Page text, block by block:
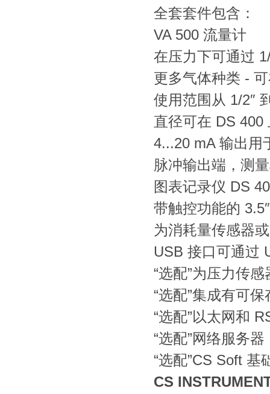
全套套件包含：
VA 500 流量计
在压力下可通过
更多气体种类 -
使用范围从 1/2″
直径可在 DS 400
4...20 mA 输出用
脉冲输出端，测
图表记录仪 DS
带触控功能的
为消耗量传感器
USB 接口可通过
“选配”为压力传
“选配”集成有可
“选配”以太网和
“选配”网络服务器
“选配”CS Soft
CS